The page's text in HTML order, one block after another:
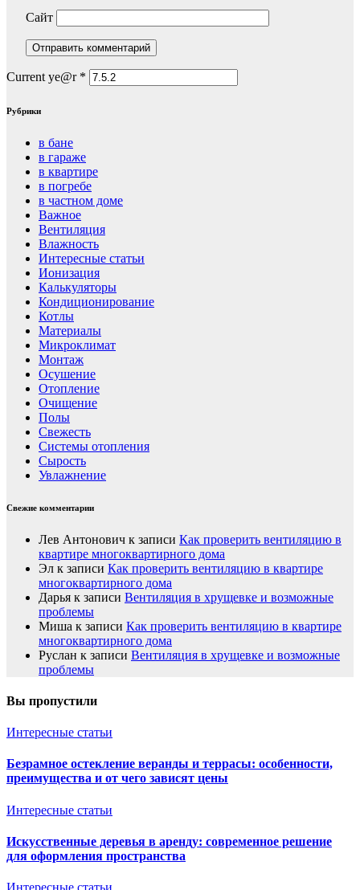
Сайт
Current ye@r *
Рубрики
в бане
в гараже
в квартире
в погребе
в частном доме
Важное
Вентиляция
Влажность
Интересные статьи
Ионизация
Калькуляторы
Кондиционирование
Котлы
Материалы
Микроклимат
Монтаж
Осушение
Отопление
Очищение
Полы
Свежесть
Системы отопления
Сырость
Увлажнение
Свежие комментарии
Лев Антонович к записи Как проверить вентиляцию в
квартире многоквартирного дома
Эл к записи Как проверить вентиляцию в квартире
многоквартирного дома
Дарья к записи Вентиляция в хрущевке и возможные
проблемы
Миша к записи Как проверить вентиляцию в квартире
многоквартирного дома
Руслан к записи Вентиляция в хрущевке и возможные
проблемы
Вы пропустили
Интересные статьи
Безрамное остекление веранды и террасы: особенности,
преимущества и от чего зависят цены
Интересные статьи
Искусственные деревья в аренду: современное решение
для оформления пространства